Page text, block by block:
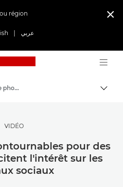
région
عربي

Canon Logo, back to
Trouvez l'inspiration | Conseils de photographie et d'impression et guides de l'acheteur
Conseils et techniques de photographie et d'impression
VIDÉO
pour des
l'intérêt sur les
sociaux